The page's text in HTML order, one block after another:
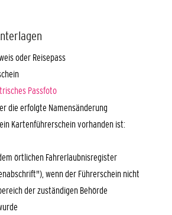
oder Reisepass
Passfoto
die erfolgte Namensänderung
Kartenführerschein vorhanden ist:
örtlichen Fahrerlaubnisregister
wenn der Führerschein nicht
der zuständigen Behörde